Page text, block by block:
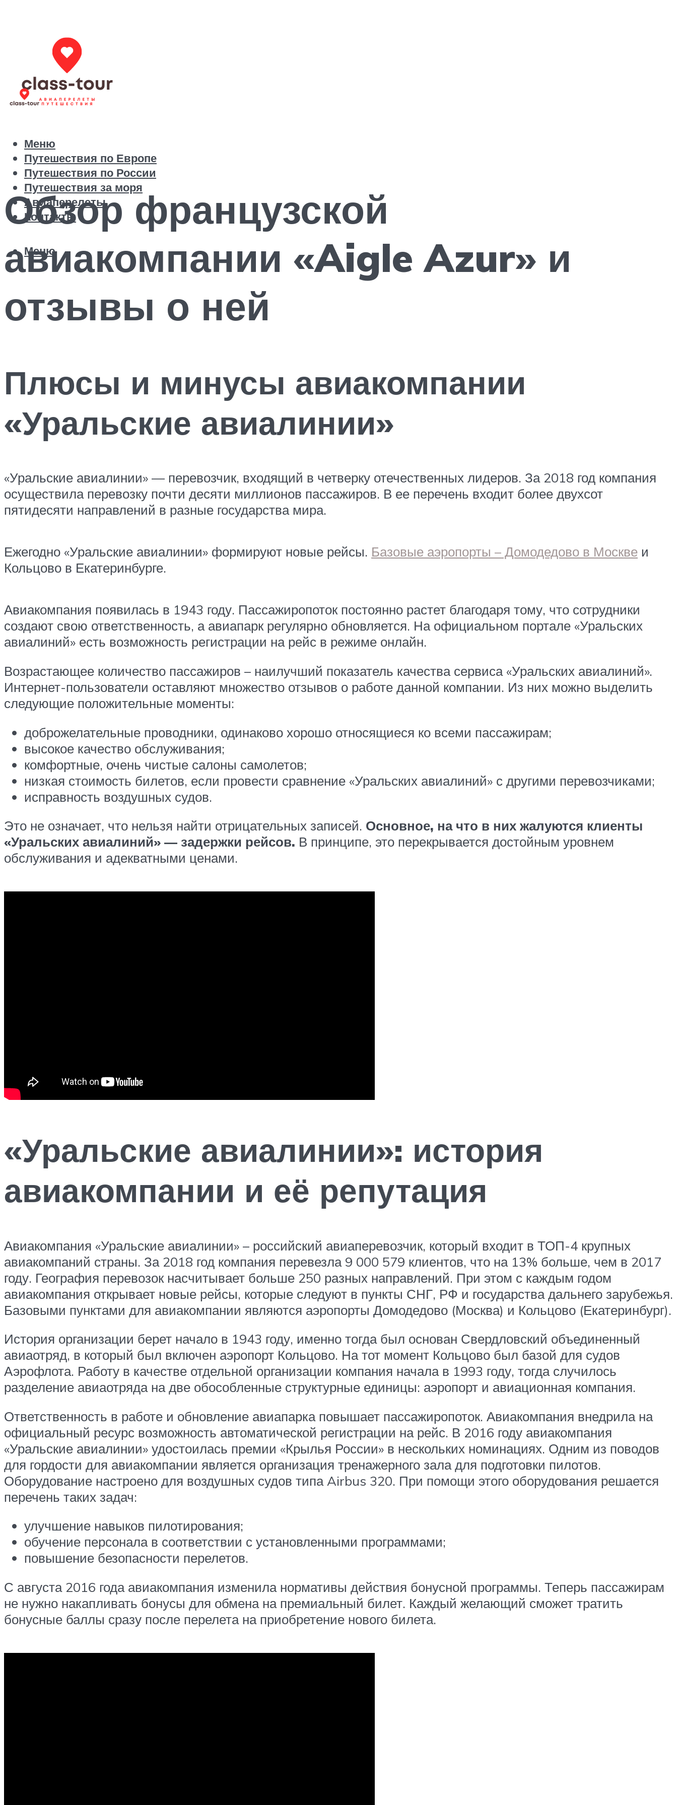
Путешествия по Европе
Путешествия по России
Путешествия за моря
Авиаперелеты
Контакты
Меню
Меню
Обзор французской
авиакомпании «Aigle Azur» и
отзывы о ней
Плюсы и минусы авиакомпании
«Уральские авиалинии»
«Уральские авиалинии» — перевозчик, входящий в четверку отечественных лидеров. За 2018 год компания
осуществила перевозку почти десяти миллионов пассажиров. В ее перечень входит более двухсот
пятидесяти направлений в разные государства мира.
Ежегодно «Уральские авиалинии» формируют новые рейсы. Базовые аэропорты – Домодедово в Москве и
Кольцово в Екатеринбурге.
Авиакомпания появилась в 1943 году. Пассажиропоток постоянно растет благодаря тому, что сотрудники
создают свою ответственность, а авиапарк регулярно обновляется. На официальном портале «Уральских
авиалиний» есть возможность регистрации на рейс в режиме онлайн.
Возрастающее количество пассажиров – наилучший показатель качества сервиса «Уральских авиалиний».
Интернет-пользователи оставляют множество отзывов о работе данной компании. Из них можно выделить
следующие положительные моменты:
доброжелательные проводники, одинаково хорошо относящиеся ко всеми пассажирам;
высокое качество обслуживания;
комфортные, очень чистые салоны самолетов;
низкая стоимость билетов, если провести сравнение «Уральских авиалиний» с другими перевозчиками;
исправность воздушных судов.
Это не означает, что нельзя найти отрицательных записей. Основное, на что в них жалуются клиенты
«Уральских авиалиний» — задержки рейсов. В принципе, это перекрывается достойным уровнем
обслуживания и адекватными ценами.
«Уральские авиалинии»: история
авиакомпании и её репутация
Авиакомпания «Уральские авиалинии» – российский авиаперевозчик, который входит в ТОП-4 крупных
авиакомпаний страны. За 2018 год компания перевезла 9 000 579 клиентов, что на 13% больше, чем в 2017
году. География перевозок насчитывает больше 250 разных направлений. При этом с каждым годом
авиакомпания открывает новые рейсы, которые следуют в пункты СНГ, РФ и государства дальнего зарубежья.
Базовыми пунктами для авиакомпании являются аэропорты Домодедово (Москва) и Кольцово (Екатеринбург).
История организации берет начало в 1943 году, именно тогда был основан Свердловский объединенный
авиаотряд, в который был включен аэропорт Кольцово. На тот момент Кольцово был базой для судов
Аэрофлота. Работу в качестве отдельной организации компания начала в 1993 году, тогда случилось
разделение авиаотряда на две обособленные структурные единицы: аэропорт и авиационная компания.
Ответственность в работе и обновление авиапарка повышает пассажиропоток. Авиакомпания внедрила на
официальный ресурс возможность автоматической регистрации на рейс. В 2016 году авиакомпания
«Уральские авиалинии» удостоилась премии «Крылья России» в нескольких номинациях. Одним из поводов
для гордости для авиакомпании является организация тренажерного зала для подготовки пилотов.
Оборудование настроено для воздушных судов типа Airbus 320. При помощи этого оборудования решается
перечень таких задач:
улучшение навыков пилотирования;
обучение персонала в соответствии с установленными программами;
повышение безопасности перелетов.
С августа 2016 года авиакомпания изменила нормативы действия бонусной программы. Теперь пассажирам
не нужно накапливать бонусы для обмена на премиальный билет. Каждый желающий сможет тратить
бонусные баллы сразу после перелета на приобретение нового билета.